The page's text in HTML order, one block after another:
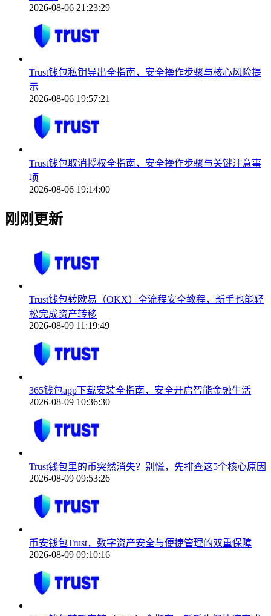
2026-08-06 21:23:29
Trust钱包私钥导出全指南，安全操作步骤与核心风险提
示
2026-08-06 19:57:21
Trust钱包取消授权全指南，安全操作步骤与关键注意事
项
2026-08-06 19:14:00
刚刚更新
Trust钱包转欧易（OKX）全流程安全教程，新手也能轻
松完成资产转移
2026-08-09 11:19:49
365钱包app下载安装全指南，安全开启智能金融生活
2026-08-09 10:36:30
Trust钱包里的币突然消失？别慌，先排查这5个核心原因
2026-08-09 09:53:26
币安钱包Trust，数字资产安全与便捷管理的双重保障
2026-08-09 09:10:16